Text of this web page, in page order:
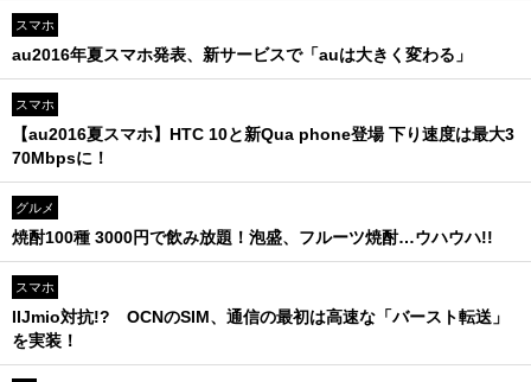
スマホ
au2016年夏スマホ発表、新サービスで「auは大きく変わる」
スマホ
【au2016夏スマホ】HTC 10と新Qua phone登場 下り速度は最大3
70Mbpsに！
グルメ
焼酎100種 3000円で飲み放題！泡盛、フルーツ焼酎…ウハウハ!!
スマホ
IIJmio対抗!? OCNのSIM、通信の最初は高速な「バースト転送」
を実装！